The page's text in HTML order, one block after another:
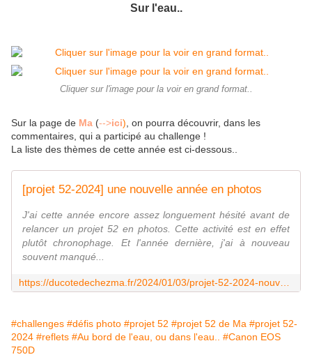
Sur l'eau..
Cliquer sur l'image pour la voir en grand format..
Sur la page de Ma (-->ici), on pourra découvrir, dans les
commentaires, qui a participé au challenge !
La liste des thèmes de cette année est ci-dessous..
[projet 52-2024] une nouvelle année en photos
J'ai cette année encore assez longuement hésité avant de
relancer un projet 52 en photos. Cette activité est en effet
plutôt chronophage. Et l'année dernière, j'ai à nouveau
souvent manqué...
https://ducotedechezma.fr/2024/01/03/projet-52-2024-nouvelle-annee-photos/
#challenges #défis photo #projet 52 #projet 52 de Ma #projet 52-
2024 #reflets #Au bord de l'eau, ou dans l'eau.. #Canon EOS
750D